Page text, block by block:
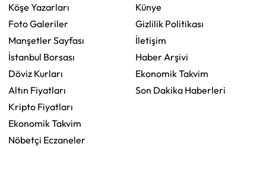
Köşe Yazarları
Foto Galeriler
Manşetler Sayfası
İstanbul Borsası
Döviz Kurları
Altın Fiyatları
Kripto Fiyatları
Ekonomik Takvim
Nöbetçi Eczaneler
Künye
Gizlilik Politikası
İletişim
Haber Arşivi
Ekonomik Takvim
Son Dakika Haberleri